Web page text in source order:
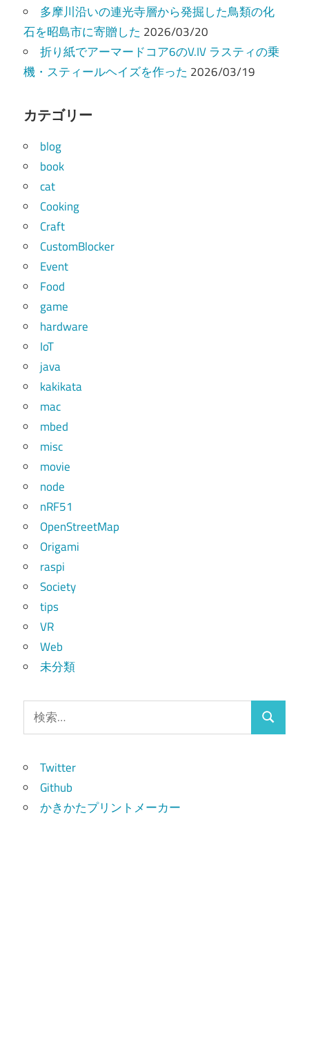
多摩川沿いの連光寺層から発掘した鳥類の化
石を昭島市に寄贈した 2026/03/20
折り紙でアーマードコア6のV.IV ラスティの乗
機・スティールヘイズを作った 2026/03/19
カテゴリー
blog
book
cat
Cooking
Craft
CustomBlocker
Event
Food
game
hardware
IoT
java
kakikata
mac
mbed
misc
movie
node
nRF51
OpenStreetMap
Origami
raspi
Society
tips
VR
Web
未分類
索:
検
Twitter
Github
かきかたプリントメーカー